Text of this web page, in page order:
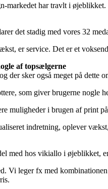
markedet har travlt i
det stadig med vores 32
er service. Det er et
af topsælgerne
der sker også meget på dette
som giver brugerne nogle
muligheder i brugen af print
indretning, oplever
med hos vikiallo i
Vi leger fx med